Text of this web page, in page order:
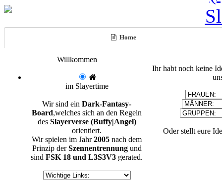
Home
Willkommen
im Slayertime
Wir sind ein Dark-Fantasy-
Board,welches sich an den Regeln
des Slayerverse (Buffy|Angel)
orientiert.
Wir spielen im Jahr2005 nach dem
Prinzip derSzennentrennungund
sind FSK 18 und L3S3V3 gerated.
Ihr habt noch keine
Oder stellt eure